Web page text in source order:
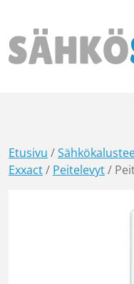
Päävalikko
Etusivu /
Exxact/ Peitelevyt/